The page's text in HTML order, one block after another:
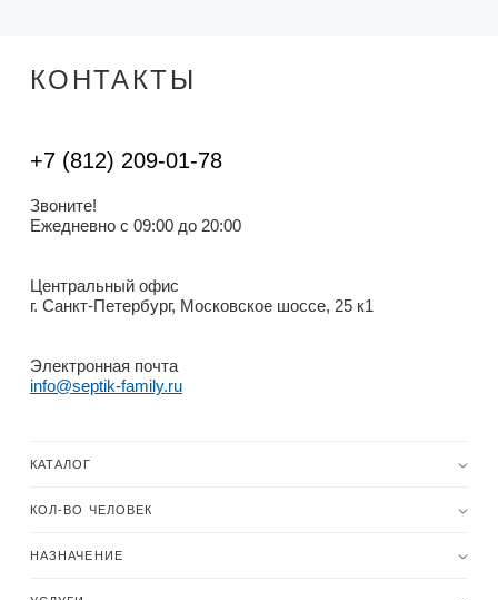
КОНТАКТЫ
+7 (812) 209-01-78
Звоните!
Ежедневно с 09:00 до 20:00
Центральный офис
г. Санкт-Петербург, Московское шоссе, 25 к1
Электронная почта
info@septik-family.ru
КАТАЛОГ
КОЛ-ВО ЧЕЛОВЕК
НАЗНАЧЕНИЕ